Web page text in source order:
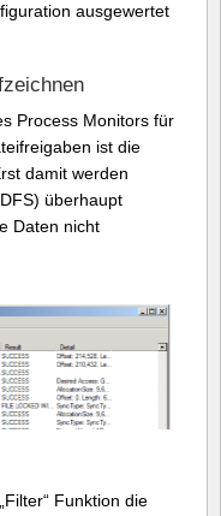
ausgewertet
Process Monitors für
ist die
damit werden
überhaupt
Daten nicht
Funktion die